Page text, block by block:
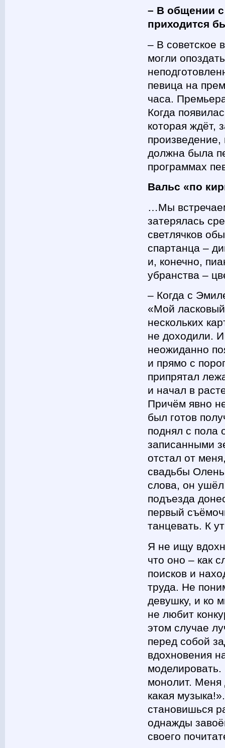
– В общении
приходится
– В советское
могли
певица на
часа.
Когда
которая ждёт,
произведение,
должна была
программах
Вальс «по
…Мы
затерялась
светлячков
спартанца –
и, конечно,
убранства –
– Когда с
«Мой
нескольких
не доходили.
неожиданно
и прямо с
припрятал
и начал в
Причём явно
был готов
поднял с пола
записанными
отстал от
свадьбы
слова, он
подъезда
первый
танцевать. К
Я не ищу
что оно – как
поисков и
труда. Не
девушку, и ко
не любит
этом случае
перед собой
вдохновения
моделировать.
монолит. Меня
какая
становишься
однажды
своего